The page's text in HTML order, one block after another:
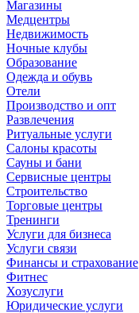
Магазины
Медцентры
Недвижимость
Ночные клубы
Образование
Одежда и обувь
Отели
Производство и опт
Развлечения
Ритуальные услуги
Салоны красоты
Сауны и бани
Сервисные центры
Строительство
Торговые центры
Тренинги
Услуги для бизнеса
Услуги связи
Финансы и страхование
Фитнес
Хозуслуги
Юридические услуги